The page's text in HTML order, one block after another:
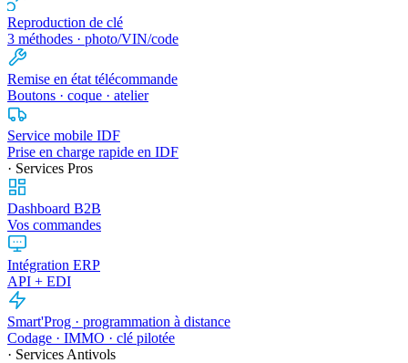
Reproduction de clé
3 méthodes · photo/VIN/code
Remise en état télécommande
Boutons · coque · atelier
Service mobile IDF
Prise en charge rapide en IDF
· Services Pros
Dashboard B2B
Vos commandes
Intégration ERP
API + EDI
Smart'Prog · programmation à distance
Codage · IMMO · clé pilotée
· Services Antivols